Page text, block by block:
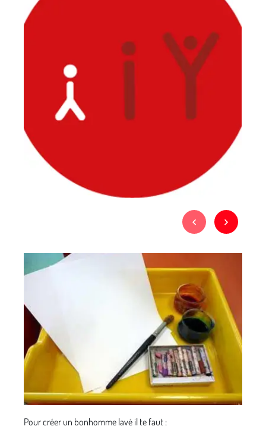
Pour créer un bonhomme lavé il te faut :